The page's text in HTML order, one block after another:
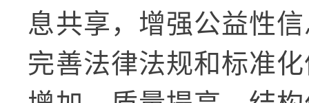
息共享，增强公益性
完善法律法规和标准